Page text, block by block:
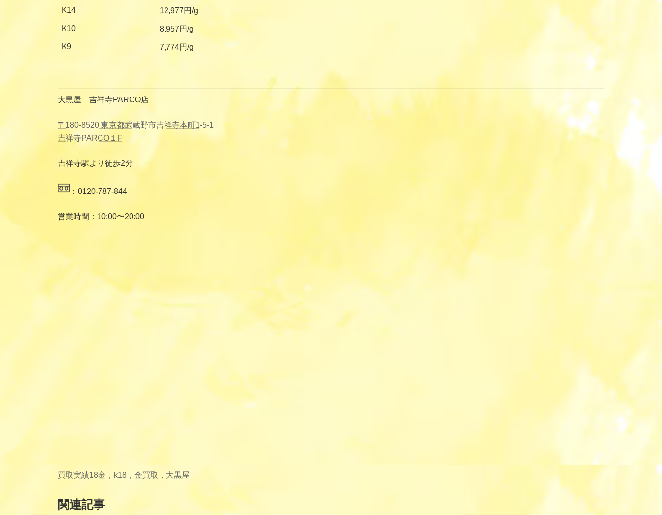
K14 12,977円/g
K10 8,957円/g
K9 7,774円/g
大黒屋 吉祥寺PARCO店
〒180-8520 東京都武蔵野市吉祥寺本町1-5-1
吉祥寺PARCO１F
吉祥寺駅より徒歩2分
：0120-787-844
営業時間：10:00〜20:00
買取実績18金，k18，金買取，大黒屋
関連記事